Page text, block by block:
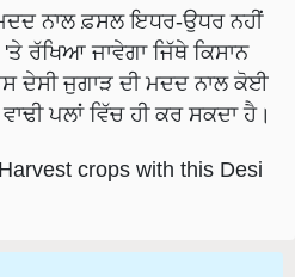
ਰੱਖਿਆ ਜਾਵੇਗਾ ਜਿੱਥੇ ਕਿਸਾਨ
ਦੇਸੀ ਜੁਗਾੜ ਦੀ ਮਦਦ ਨਾਲ ਕੋਈ
ਪਲਾਂ ਵਿੱਚ ਹੀ ਕਰ ਸਕਦਾ ਹੈ।